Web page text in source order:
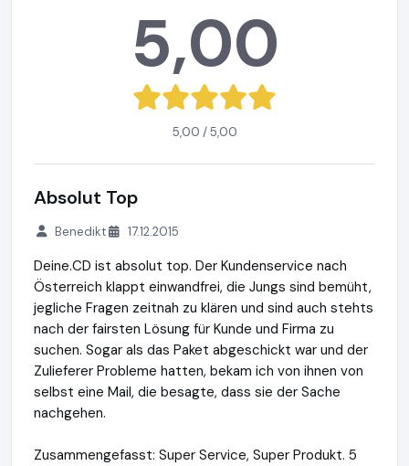
5,00
5,00 / 5,00
Absolut Top
Benedikt 17.12.2015
Deine.CD ist absolut top. Der Kundenservice nach
Österreich klappt einwandfrei, die Jungs sind bemüht,
jegliche Fragen zeitnah zu klären und sind auch stehts
nach der fairsten Lösung für Kunde und Firma zu
suchen. Sogar als das Paket abgeschickt war und der
Zulieferer Probleme hatten, bekam ich von ihnen von
selbst eine Mail, die besagte, dass sie der Sache
nachgehen.
Zusammengefasst: Super Service, Super Produkt. 5